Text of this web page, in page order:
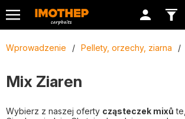
Wprowadzenie / Pellety, orzechy, ziarna /
Mix Ziaren
Wybierz z naszej oferty cząsteczek mixů